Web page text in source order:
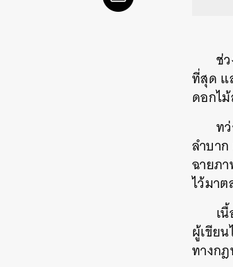
ช่
ที่สุด แ
ดอกไ
ท
ลำบา
ฉายภ
ไว้มา
เ
ผู้เขีย
ทางก